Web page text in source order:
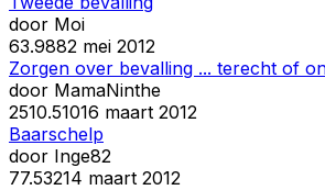
door Moi
63.9882 mei 2012
Zorgen over bevalling ... terecht of
door MamaNinthe
2510.51016 maart 2012
Baarschelp
door Inge82
77.53214 maart 2012